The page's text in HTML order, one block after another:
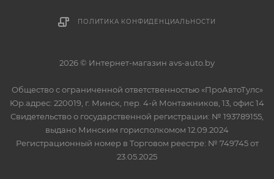
ПОЛИТИКА КОНФИДЕНЦИАЛЬНОСТИ
2026 © Интернет-магазин avs-auto.by
Общество с ограниченной ответственностью «ПроАвтоТулс»
Юр.адрес: 220019, г. Минск, пер. 4-й Монтажников, 13, офис 14
Свидетельство о государственной регистрации: № 193789155,
выдано Минским горисполкомом 12.09.2024
Регистрационный номер в Торговом реестре: № 749745 от
23.05.2025